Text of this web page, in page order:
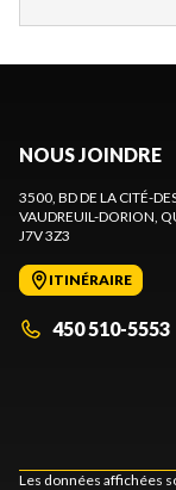
NOUS JOINDRE
3500, BD DE LA CITÉ-
VAUDREUIL-DORION,
J7V 3Z3
ITINÉRAIRE
450 510-5553
Les données affichées